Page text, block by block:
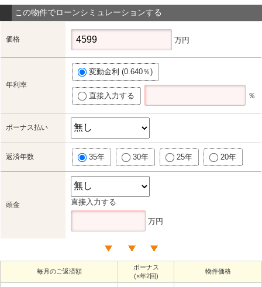
この物件でローンシミュレーションする
価格 万円
年利率
変動金利 (0.640％)
直接入力する ％
ボーナス払い
返済年数 35年 30年 25年 20年
頭金 直接入力する
万円
毎月のご返済額
ボーナス
(×年2回)
物件価格